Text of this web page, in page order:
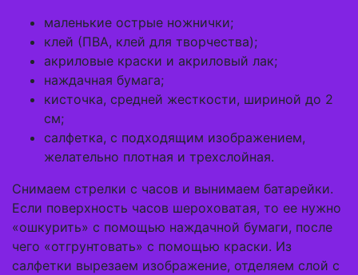
маленькие острые ножнички;
клей (ПВА, клей для творчества);
акриловые краски и акриловый лак;
наждачная бумага;
кисточка, средней жесткости, шириной до 2
см;
салфетка, с подходящим изображением,
желательно плотная и трехслойная.
Снимаем стрелки с часов и вынимаем батарейки.
Если поверхность часов шероховатая, то ее нужно
«ошкурить» с помощью наждачной бумаги, после
чего «отгрунтовать» с помощью краски. Из
салфетки вырезаем изображение, отделяем слой с